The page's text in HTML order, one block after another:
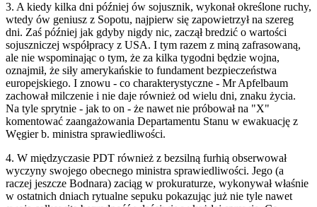
3. A kiedy kilka dni później ów sojusznik, wykonał określone ruchy,
wtedy ów geniusz z Sopotu, najpierw się zapowietrzył na szereg
dni. Zaś później jak gdyby nigdy nic, zaczął bredzić o wartości
sojuszniczej współpracy z USA. I tym razem z miną zafrasowaną,
ale nie wspominając o tym, że za kilka tygodni będzie wojna,
oznajmił, że siły amerykańskie to fundament bezpieczeństwa
europejskiego. I znowu - co charakterystyczne - Mr Apfelbaum
zachował milczenie i nie daje również od wielu dni, znaku życia.
Na tyle sprytnie - jak to on - że nawet nie próbował na "X"
komentować zaangażowania Departamentu Stanu w ewakuację z
Węgier b. ministra sprawiedliwości.
4. W międzyczasie PDT również z bezsilną furhią obserwował
wyczyny swojego obecnego ministra sprawiedliwości. Jego (a
raczej jeszcze Bodnara) zaciąg w prokuraturze, wykonywał właśnie
w ostatnich dniach rytualne sepuku pokazując już nie tyle nawet